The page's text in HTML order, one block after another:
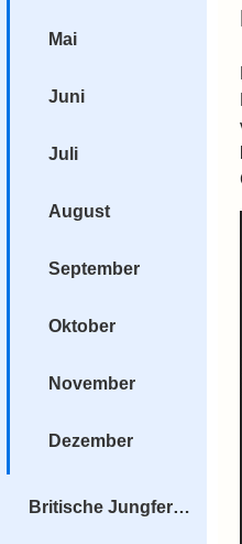
Mai
Juni
Juli
August
September
Oktober
November
Dezember
Britische Jungferninseln